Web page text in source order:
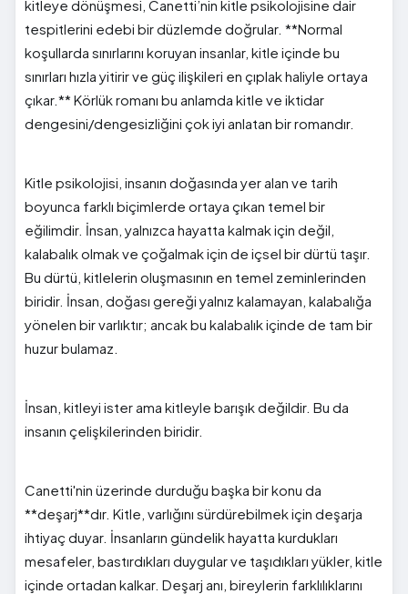
kitleye dönüşmesi, Canetti’nin kitle psikolojisine dair
tespitlerini edebi bir düzlemde doğrular. **Normal
koşullarda sınırlarını koruyan insanlar, kitle içinde bu
sınırları hızla yitirir ve güç ilişkileri en çıplak haliyle ortaya
çıkar.** Körlük romanı bu anlamda kitle ve iktidar
dengesini/dengesizliğini çok iyi anlatan bir romandır.
Kitle psikolojisi, insanın doğasında yer alan ve tarih
boyunca farklı biçimlerde ortaya çıkan temel bir
eğilimdir. İnsan, yalnızca hayatta kalmak için değil,
kalabalık olmak ve çoğalmak için de içsel bir dürtü taşır.
Bu dürtü, kitlelerin oluşmasının en temel zeminlerinden
biridir. İnsan, doğası gereği yalnız kalamayan, kalabalığa
yönelen bir varlıktır; ancak bu kalabalık içinde de tam bir
huzur bulamaz.
İnsan, kitleyi ister ama kitleyle barışık değildir. Bu da
insanın çelişkilerinden biridir.
Canetti'nin üzerinde durduğu başka bir konu da
**deşarj**dır. Kitle, varlığını sürdürebilmek için deşarja
ihtiyaç duyar. İnsanların gündelik hayatta kurdukları
mesafeler, bastırdıkları duygular ve taşıdıkları yükler, kitle
içinde ortadan kalkar. Deşarj anı, bireylerin farklılıklarını